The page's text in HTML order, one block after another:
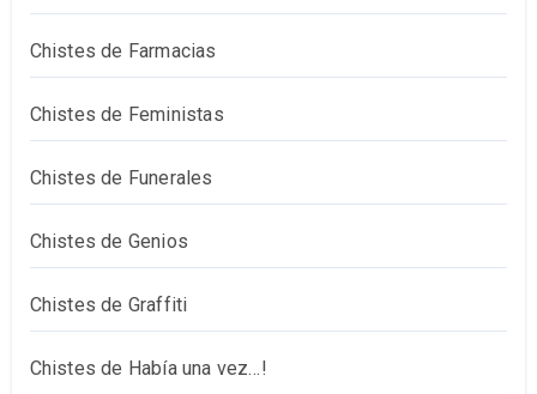
Chistes de Farmacias
Chistes de Feministas
Chistes de Funerales
Chistes de Genios
Chistes de Graffiti
Chistes de Había una vez…!